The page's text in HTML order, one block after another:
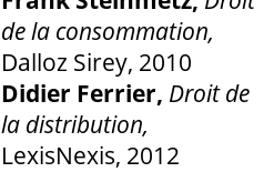
de la consommation,
Dalloz Sirey, 2010
Didier Ferrier, Droit de
la distribution,
LexisNexis, 2012